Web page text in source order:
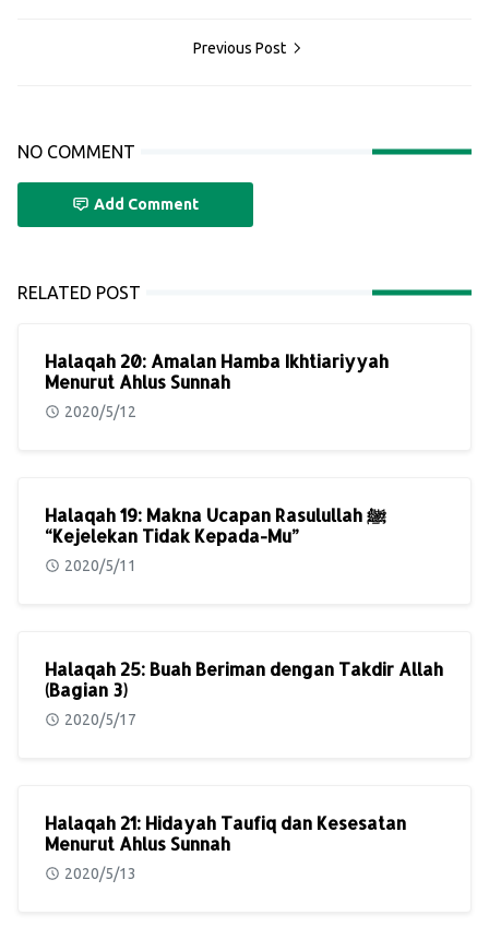
Previous Post
NO COMMENT
Add Comment
RELATED POST
Halaqah 20: Amalan Hamba Ikhtiariyyah
Menurut Ahlus Sunnah
2020/5/12
Halaqah 19: Makna Ucapan Rasulullah ﷺ
“Kejelekan Tidak Kepada-Mu”
2020/5/11
Halaqah 25: Buah Beriman dengan Takdir Allah
(Bagian 3)
2020/5/17
Halaqah 21: Hidayah Taufiq dan Kesesatan
Menurut Ahlus Sunnah
2020/5/13